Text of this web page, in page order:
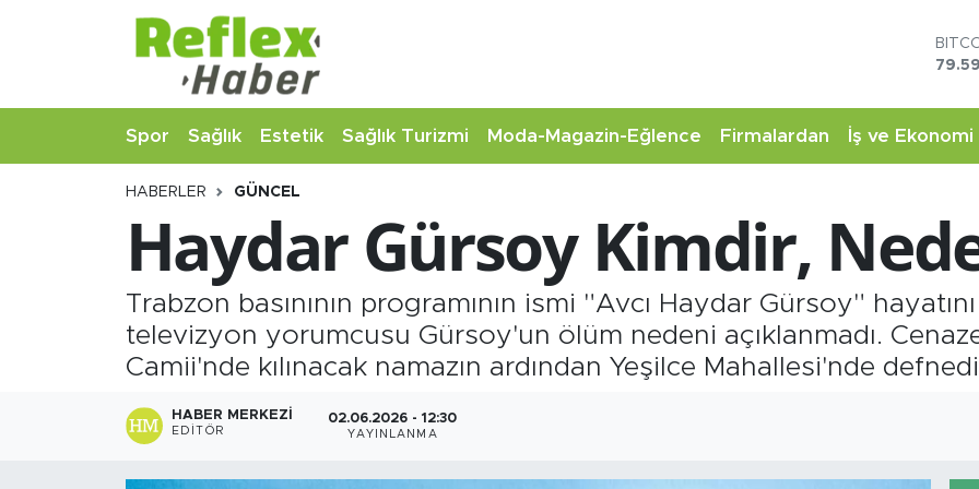
Spor Sağlık Estetik Sağlık Turizmi Moda-Magazin-Eğlence Firmalardan İş ve Ekonomi
HABERLER GÜNCEL
Haydar Gürsoy Kimdir,
Trabzon basınının programının ismi "Avcı Haydar Gürsoy"
televizyon yorumcusu Gürsoy'un ölüm nedeni açıklanmadı.
Camii'nde kılınacak namazın ardından Yeşilce Mahallesi'nde
HABER MERKEZI
EDITÖR
02.06.2026 - 12:30
YAYINLANMA
Estetik
Firmalardan
İş ve Ekonomi
Moda-Magazin-Eğlence
Nöbetçi Eczaneler
Hava Durumu
Namaz Vakitleri
Trafik Durumu
Şampiyonlar Ligi Puan Durumu ve Fikstür
Tüm Manşetler
Son Dakika Haberleri